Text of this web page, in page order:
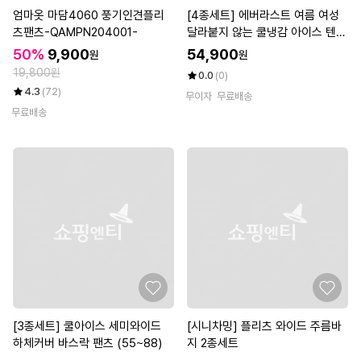
엄마옷 마담4060 풍기인견플리
츠팬츠-QAMPN204001-
50% 9,900원
19,800원
4.3 (72)
무료배송
[4종세트] 에버라스트 여름 여성
달라붙지 않는 쿨냉감 아이스 텐션
팬츠 BON-2650s5
54,900원
0.0 (0)
무이자 무료배송
[3종세트] 쿨아이스 세미와이드
하체커버 바스락 팬츠 (55~88)
[시니차밍] 플리츠 와이드 주름바
지 2종세트